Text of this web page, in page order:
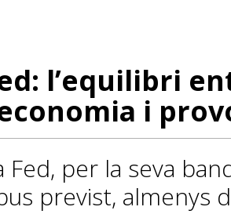
l’equilibri
i
Fed, per la seva
previst, almenys